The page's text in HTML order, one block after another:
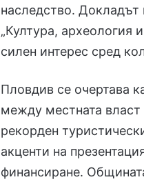
наследство.
„Култура, археология
силен интерес сред
Пловдив се очертава
между местната власт
рекорден
акценти на
финансиране.